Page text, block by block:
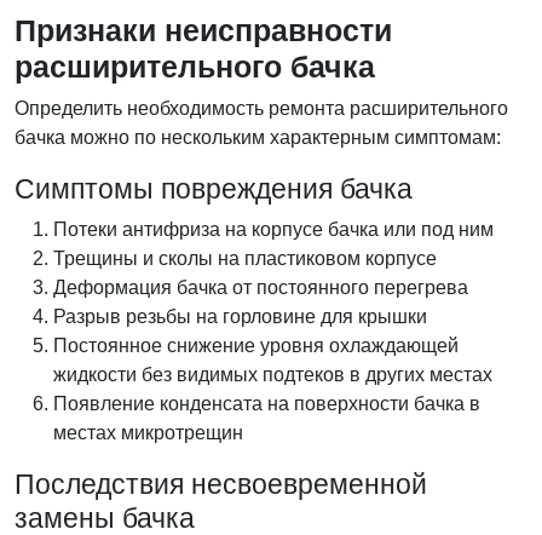
Признаки неисправности
расширительного бачка
Определить необходимость ремонта расширительного
бачка можно по нескольким характерным симптомам:
Симптомы повреждения бачка
Потеки антифриза на корпусе бачка или под ним
Трещины и сколы на пластиковом корпусе
Деформация бачка от постоянного перегрева
Разрыв резьбы на горловине для крышки
Постоянное снижение уровня охлаждающей
жидкости без видимых подтеков в других местах
Появление конденсата на поверхности бачка в
местах микротрещин
Последствия несвоевременной
замены бачка